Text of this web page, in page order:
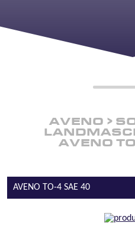
AVENO
AVENO
AVENO TO-4 SAE 40